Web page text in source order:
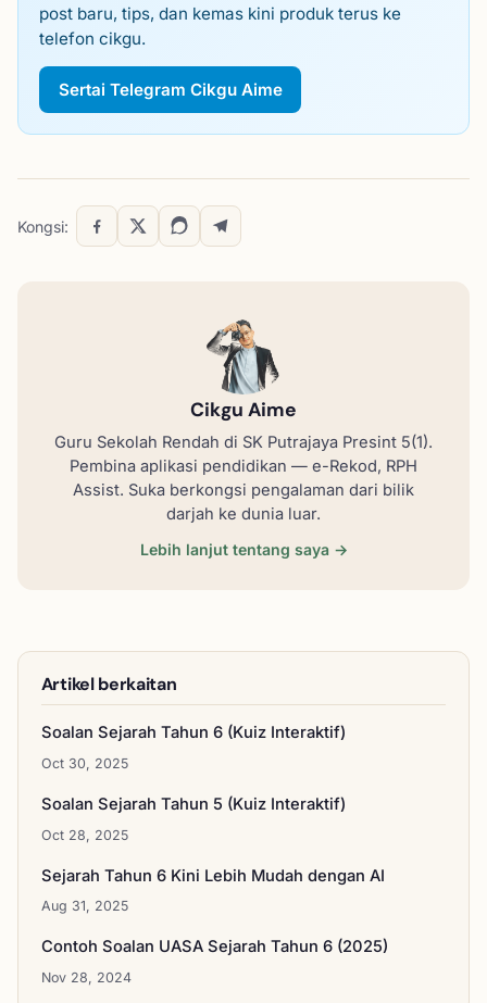
post baru, tips, dan kemas kini produk terus ke
telefon cikgu.
Sertai Telegram Cikgu Aime
Kongsi:
Cikgu Aime
Guru Sekolah Rendah di SK Putrajaya Presint 5(1).
Pembina aplikasi pendidikan — e-Rekod, RPH
Assist. Suka berkongsi pengalaman dari bilik
darjah ke dunia luar.
Lebih lanjut tentang saya →
Artikel berkaitan
Soalan Sejarah Tahun 6 (Kuiz Interaktif)
Oct 30, 2025
Soalan Sejarah Tahun 5 (Kuiz Interaktif)
Oct 28, 2025
Sejarah Tahun 6 Kini Lebih Mudah dengan AI
Aug 31, 2025
Contoh Soalan UASA Sejarah Tahun 6 (2025)
Nov 28, 2024